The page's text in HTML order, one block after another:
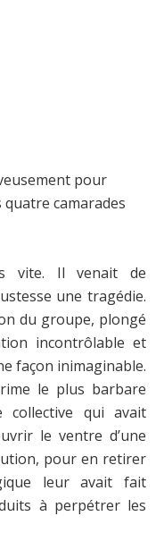
pour
quatre camarades
vite. Il venait de
une tragédie.
du groupe, plongé
incontrôlable et
façon inimaginable.
le plus barbare
qui avait
le ventre d’une
pour en retirer
leur avait fait
à perpétrer les